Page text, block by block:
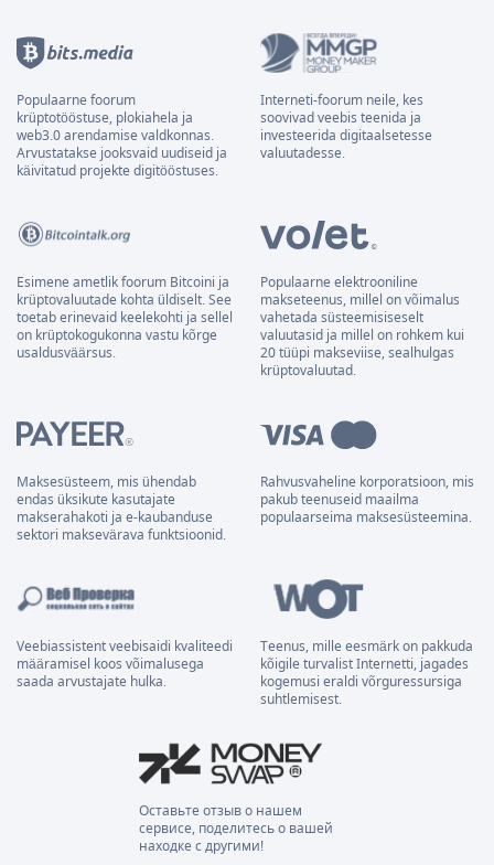
Populaarne foorum
krüptotööstuse, plokiahela ja
web3.0 arendamise valdkonnas.
Arvustatakse jooksvaid uudiseid ja
käivitatud projekte digitööstuses.
Interneti-foorum neile, kes
soovivad veebis teenida ja
investeerida digitaalsetesse
valuutadesse.
Esimene ametlik foorum Bitcoini ja
krüptovaluutade kohta üldiselt. See
toetab erinevaid keelekohti ja sellel
on krüptokogukonna vastu kõrge
usaldusväärsus.
Populaarne elektrooniline
makseteenus, millel on võimalus
vahetada süsteemisiseselt
valuutasid ja millel on rohkem kui
20 tüüpi makseviise, sealhulgas
krüptovaluutad.
Maksesüsteem, mis ühendab
endas üksikute kasutajate
makserahakoti ja e-kaubanduse
sektori maksevärava funktsioonid.
Rahvusvaheline korporatsioon, mis
pakub teenuseid maailma
populaarseima maksesüsteemina.
Veebiassistent veebisaidi kvaliteedi
määramisel koos võimalusega
saada arvustajate hulka.
Teenus, mille eesmärk on pakkuda
kõigile turvalist Internetti, jagades
kogemusi eraldi võrguressursiga
suhtlemisest.
Оставьте отзыв о нашем
сервисе, поделитесь о вашей
находке с другими!